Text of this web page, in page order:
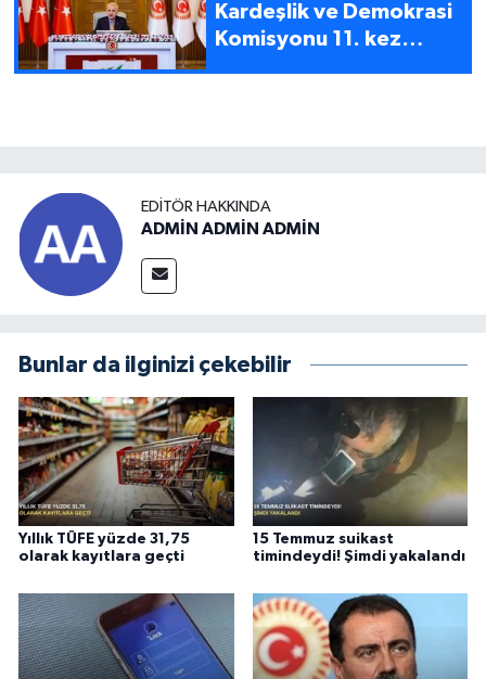
Kardeşlik ve Demokrasi
Komisyonu 11. kez
EDITÖR HAKKINDA
ADMİN ADMİN ADMİN
Bunlar da ilginizi çekebilir
Yıllık TÜFE yüzde 31,75
olarak kayıtlara geçti
15 Temmuz suikast
timindeydi! Şimdi yakalandı